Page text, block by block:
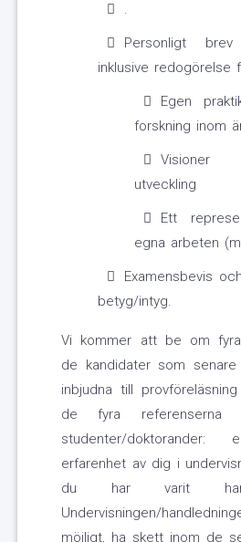
.
Personligt
inklusive redogörelse
Egen
forskning inom
utveckling
Ett
egna arbeten
Examensbevis
betyg/intyg.
Vi kommer att be om
de kandidater som
inbjudna till
de fyra
studenter/
erfarenhet av dig i
du har varit
Undervisningen/
möjligt, ha skett inom de